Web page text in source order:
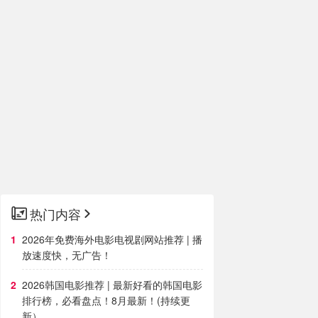
热门内容
2026年免费海外电影电视剧网站推荐 | 播
放速度快，无广告！
2026韩国电影推荐 | 最新好看的韩国电影
排行榜，必看盘点！8月最新！(持续更